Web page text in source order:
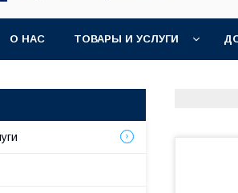
О НАС ТОВАРЫ И УСЛУГИ